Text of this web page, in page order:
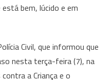
bem, lúcido e em
Civil, que informou que
nesta terça-feira (7), na
a Criança e o